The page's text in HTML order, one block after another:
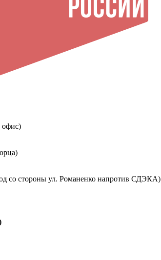
офис)
со стороны ул. Романенко напротив СДЭКА)